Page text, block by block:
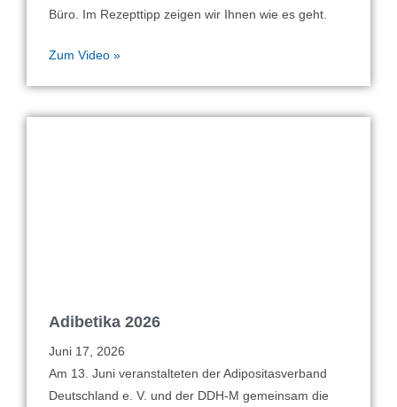
Büro. Im Rezepttipp zeigen wir Ihnen wie es geht.
Zum Video »
Adibetika 2026
Juni 17, 2026
Am 13. Juni veranstalteten der Adipositasverband
Deutschland e. V. und der DDH-M gemeinsam die